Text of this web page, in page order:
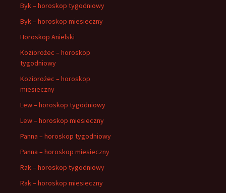
Byk – horoskop tygodniowy
Byk – horoskop miesieczny
Horoskop Anielski
Koziorożec – horoskop
tygodniowy
Koziorożec – horoskop
miesieczny
Lew – horoskop tygodniowy
Lew – horoskop miesieczny
Panna – horoskop tygodniowy
Panna – horoskop miesieczny
Rak – horoskop tygodniowy
Rak – horoskop miesieczny